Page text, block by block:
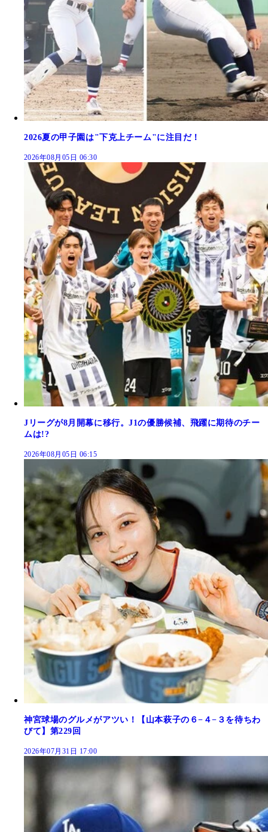
2026夏の甲子園は"下克上チーム"に注目だ！
2026年08月05日 06:30
Jリーグが8月開幕に移行。J1の優勝候補、飛躍に期待のチー
ムは!?
2026年08月05日 06:15
神宮球場のグルメがアツい！【山本萩子の６−４−３を待ちわ
びて】第229回
2026年07月31日 17:00